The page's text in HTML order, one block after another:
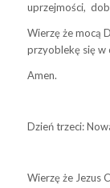
uprzejmości,
Wierzę że mocą
przyoblekę się w
Amen.
Dzień trzeci:
Wierzę że Jezus